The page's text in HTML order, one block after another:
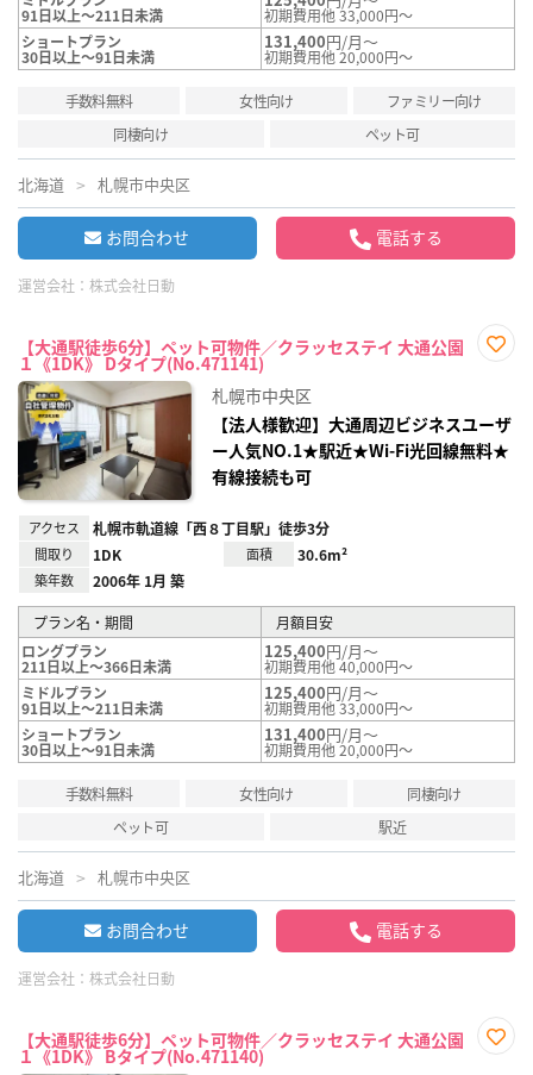
91日以上～211日未満
初期費用他 33,000円～
ショートプラン
30日以上～91日未満
131,400円/月～
初期費用他 20,000円～
手数料無料 女性向け
ファミリー向け
同棲向け
ペット可
北海道 札幌市中央区
お問合わせ 電話する
運営会社： 株式会社日動
【大通駅徒歩6分】ペット可物件／クラッセステイ 大通公園
１《1DK》 Dタイプ(No.471141)
録
札幌市中央区
【法人様歓迎】大通周辺ビジネスユーザ
ー人気NO.1★駅近★Wi-Fi光回線無料★
有線接続も可
アクセス 札幌市軌道線「西８丁目駅」徒歩3分
間取り 1DK 面積 30.6m²
築年数 2006年 1月 築
プラン名・期間
月額目安
ロングプラン
211日以上～366日未満
125,400円/月～
初期費用他 40,000円～
ミドルプラン
91日以上～211日未満
125,400円/月～
初期費用他 33,000円～
ショートプラン
30日以上～91日未満
131,400円/月～
初期費用他 20,000円～
手数料無料 女性向け
同棲向け
ペット可
駅近
北海道 札幌市中央区
お問合わせ 電話する
運営会社： 株式会社日動
【大通駅徒歩6分】ペット可物件／クラッセステイ 大通公園
１《1DK》 Bタイプ(No.471140)